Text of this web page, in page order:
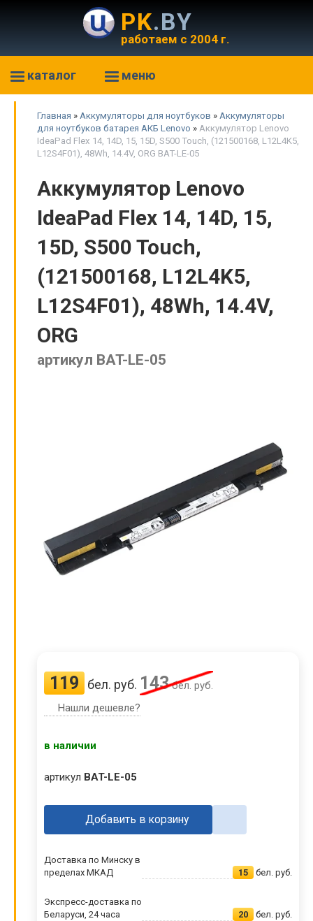
PK.BY
работаем с 2004 г.
каталог меню
Главная » Аккумуляторы для ноутбуков » Аккумуляторы
для ноутбуков батарея АКБ Lenovo » Аккумулятор Lenovo
IdeaPad Flex 14, 14D, 15, 15D, S500 Touch, (121500168, L12L4K5,
L12S4F01), 48Wh, 14.4V, ORG BAT-LE-05
Аккумулятор Lenovo
IdeaPad Flex 14, 14D, 15,
15D, S500 Touch,
(121500168, L12L4K5,
L12S4F01), 48Wh, 14.4V,
ORG
артикул BAT-LE-05
119 бел. руб. 143бел. руб.
Нашли дешевле?
в наличии
артикул BAT-LE-05
Добавить в корзину
Доставка по Минску в
пределах МКАД
15 бел. руб.
Экспресс-доставка по
Беларуси, 24 часа
20 бел. руб.